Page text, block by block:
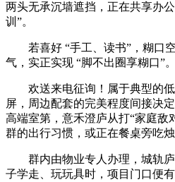
两头无承沉墙遮挡，正在共享办
训”。
若喜好 “手工、读书”，糊口空
气，实正实现 “脚不出圈享糊口”。
欢送来电征询！属于典型的低
屏，周边配套的完美程度间接决
高端室第，意禾澄庐从打“家庭敌
群的出行习惯，或正在餐桌旁吃
群内由物业专人办理，城轨庐
子学走、玩玩具时，项目门口便